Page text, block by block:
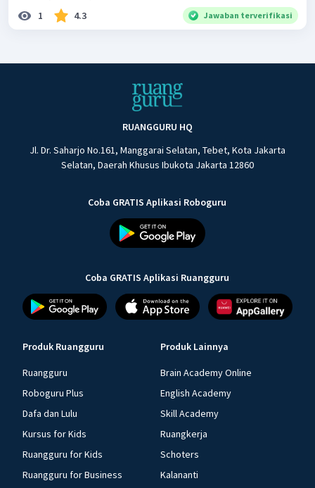
1 4.3 Jawaban terverifikasi
RUANGGURU HQ
Jl. Dr. Saharjo No.161, Manggarai Selatan, Tebet, Kota Jakarta
Selatan, Daerah Khusus Ibukota Jakarta 12860
Coba GRATIS Aplikasi Roboguru
Coba GRATIS Aplikasi Ruangguru
Produk Ruangguru
Ruangguru
Roboguru Plus
Dafa dan Lulu
Kursus for Kids
Ruangguru for Kids
Ruangguru for Business
Produk Lainnya
Brain Academy Online
English Academy
Skill Academy
Ruangkerja
Schoters
Kalananti